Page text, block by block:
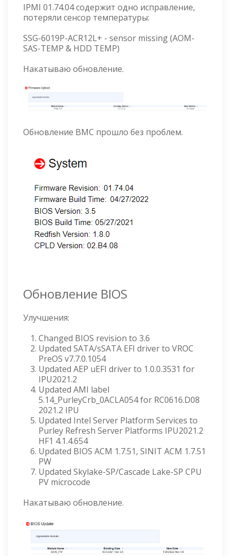
IPMI 01.74.04 содержит одно исправление,
потеряли сенсор температуры:
SSG-6019P-ACR12L+ - sensor missing (AOM-
SAS-TEMP & HDD TEMP)
Накатываю обновление.
Обновление BMC прошло без проблем.
Обновление BIOS
Улучшения:
Changed BIOS revision to 3.6
Updated SATA/sSATA EFI driver to VROC
PreOS v7.7.0.1054
Updated AEP uEFI driver to 1.0.0.3531 for
IPU2021.2
Updated AMI label
5.14_PurleyCrb_0ACLA054 for RC0616.D08
2021.2 IPU
Updated Intel Server Platform Services to
Purley Refresh Server Platforms IPU2021.2
HF1 4.1.4.654
Updated BIOS ACM 1.7.51, SINIT ACM 1.7.51
PW
Updated Skylake-SP/Cascade Lake-SP CPU
PV microcode
Накатываю обновление.